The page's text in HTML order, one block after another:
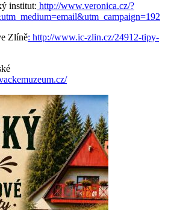
institut: http://www.veronica.cz/?
Zlíně: http://www.ic-zlin.cz/24912-tipy-